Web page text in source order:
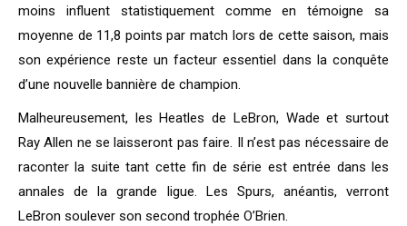
moins influent statistiquement comme en témoigne sa
moyenne de 11,8 points par match lors de cette saison, mais
son expérience reste un facteur essentiel dans la conquête
d’une nouvelle bannière de champion.
Malheureusement, les Heatles de LeBron, Wade et surtout
Ray Allen ne se laisseront pas faire. Il n’est pas nécessaire de
raconter la suite tant cette fin de série est entrée dans les
annales de la grande ligue. Les Spurs, anéantis, verront
LeBron soulever son second trophée O’Brien.